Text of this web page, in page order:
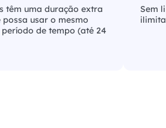
têm uma duração extra
usar o mesmo
de tempo (até 24
Sem